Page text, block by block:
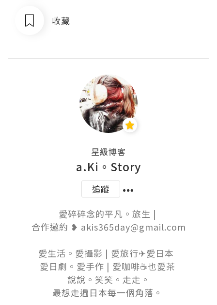
收藏
星級博客
a.Ki。Story
追蹤
愛碎碎念的平凡。旅生 |
合作邀約 ❥ akis365day@gmail.com
愛生活。愛攝影 | 愛旅行✈愛日本
愛日劇。愛手作 | 愛咖啡☕也愛茶
說說。笑笑。走走。
最想走遍日本每一個角落。